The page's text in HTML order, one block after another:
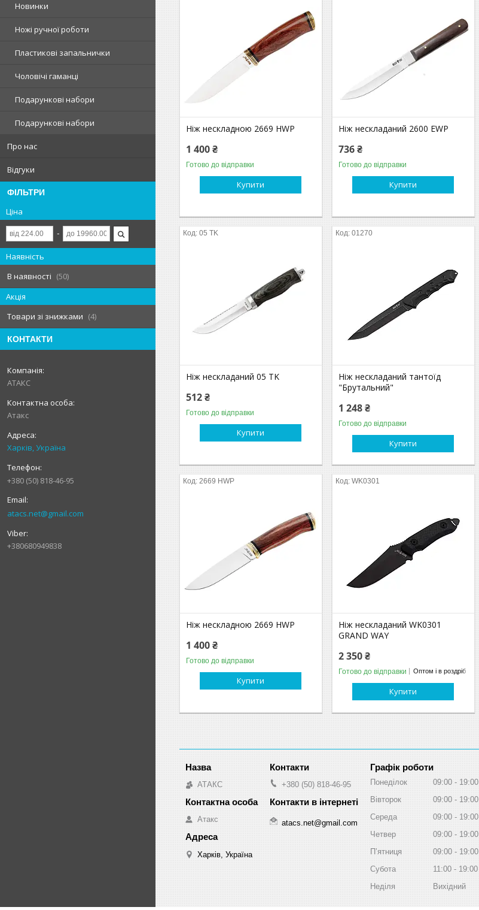
Новинки
Ножі ручної роботи
Пластикові запальнички
Чоловічі гаманці
Подарункові набори
Подарункові набори
Про нас
Відгуки
ФІЛЬТРИ
Ціна
Наявність
В наявності
50
Акція
Товари зі знижками
4
КОНТАКТИ
АТАКС
Атакс
Харків, Україна
+380 (50) 818-46-95
atacs.net@gmail.com
+380680949838
Ніж нескладною 2669 HWP
1 400 ₴
Готово до відправки
Купити
Ніж нескладаний 2600 EWP
736 ₴
Готово до відправки
Купити
05 TK
Ніж нескладаний 05 TK
512 ₴
Готово до відправки
Купити
01270
Ніж нескладаний тантоїд
"Брутальний"
1 248 ₴
Готово до відправки
Купити
2669 HWP
Ніж нескладною 2669 HWP
1 400 ₴
Готово до відправки
Купити
WK0301
Ніж нескладаний WK0301
GRAND WAY
2 350 ₴
Готово до відправки Оптом і в роздріб
Купити
АТАКС
Атакс
Харків, Україна
+380 (50) 818-46-95
atacs.net@gmail.com
Графік роботи
Понеділок 09:00
19:00
Вівторок
09:00
19:00
Середа
09:00
19:00
Четвер
09:00
19:00
Пʼятниця
09:00
19:00
Субота
11:00
19:00
Неділя
Вихідний